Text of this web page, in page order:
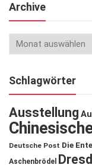
Archive
Schlagwörter
Ausstellung
Deutsche Post Die
Aschenbrödel